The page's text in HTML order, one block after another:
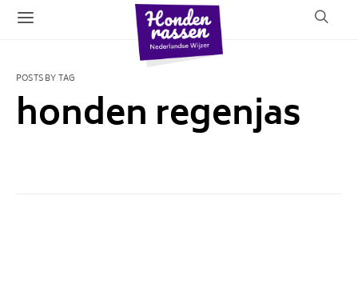
POSTS BY TAG
honden regenjas